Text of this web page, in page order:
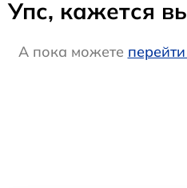
Упс, кажется
А пока можете